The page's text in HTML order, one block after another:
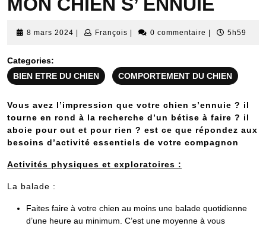
8 mars 2024 8
François François0 commentaire 5h59
Categories:
BIEN ETRE DU CHIEN
COMPORTEMENT DU CHIEN
Vous avez l’impression que votre chien s’ennuie ? il
tourne en rond à la recherche d’un bétise à faire ? il
aboie pour out et pour rien ? est ce que répondez aux
besoins d’activité essentiels de votre compagnon
Activités physiques et exploratoires :
La balade :
Faites faire à votre chien au moins une balade quotidienne
d’une heure au minimum. C’est une moyenne à vous